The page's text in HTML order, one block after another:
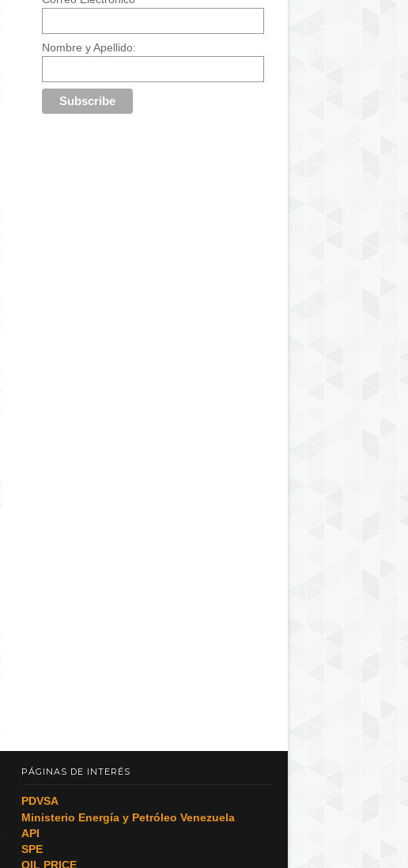
Nombre y Apellido:
PÁGINAS DE INTERÉS
PDVSA
Ministerio Energía y Petróleo Venezuela
API
SPE
OIL PRICE